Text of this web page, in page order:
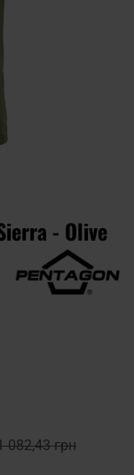
- Olive
082,43 грн